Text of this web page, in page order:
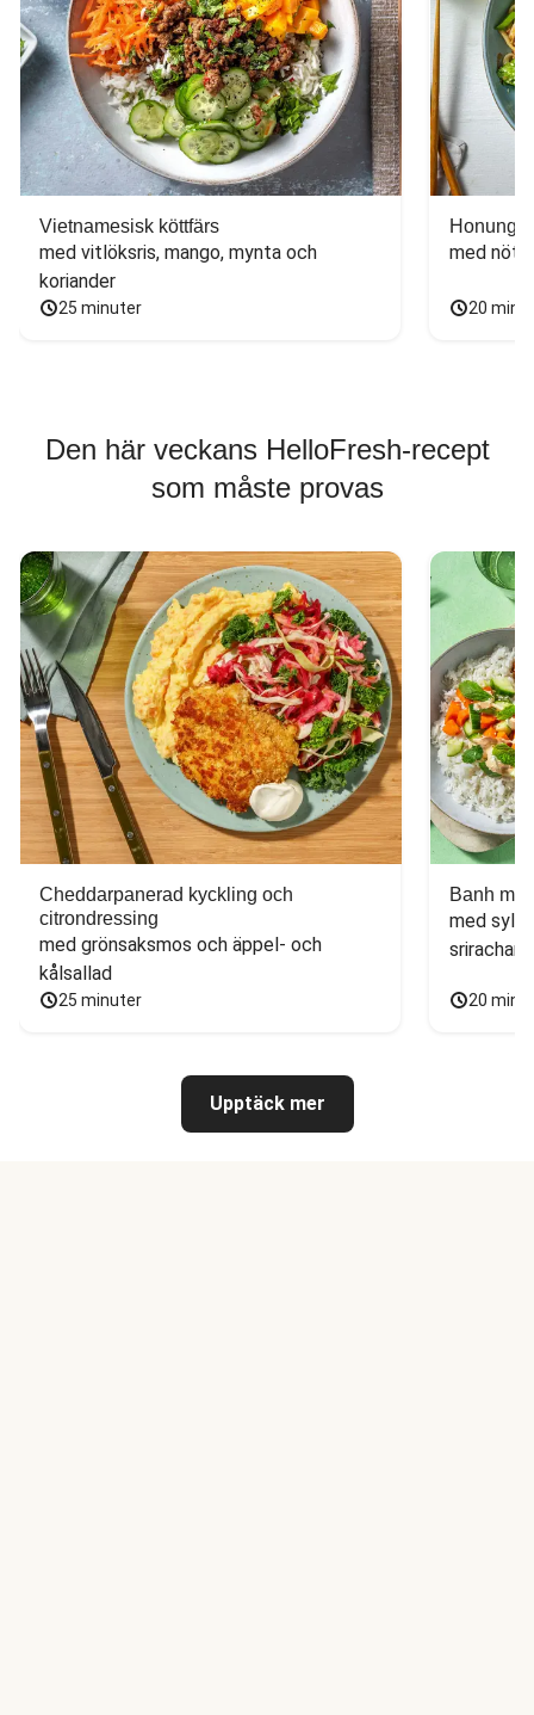
Vietnamesisk köttfärs
med vitlöksris, mango, mynta och
koriander
25 minuter
med
20
Den här veckans HelloFresh-recept
som måste provas
Cheddarpanerad kyckling och
citrondressing
med grönsaksmos och äppel- och
kålsallad
25 minuter
Banh mi-
med
20
Upptäck mer